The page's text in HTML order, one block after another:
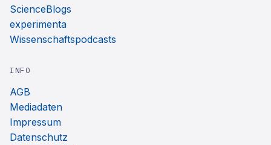
ScienceBlogs
experimenta
Wissenschaftspodcasts
INFO
AGB
Mediadaten
Impressum
Datenschutz